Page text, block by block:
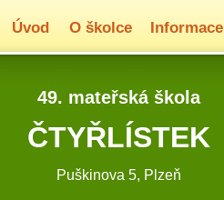
Úvod O školce Informace
49. mateřská škola
ČTYŘLÍSTEK
Puškinova 5, Plzeň